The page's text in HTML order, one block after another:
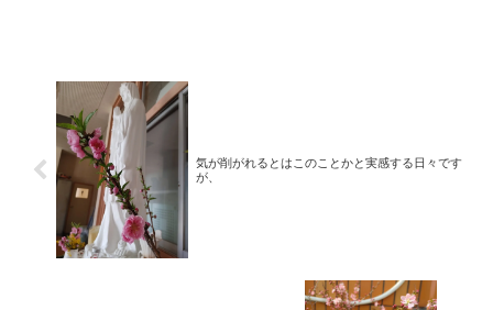
気が削がれるとはこのことかと実感する日々です
が、